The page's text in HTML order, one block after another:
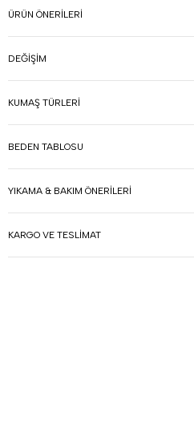
ÜRÜN ÖNERILERI
DEĞIŞIM
KUMAŞ TÜRLERI
BEDEN TABLOSU
YIKAMA & BAKIM ÖNERILERI
KARGO VE TESLIMAT